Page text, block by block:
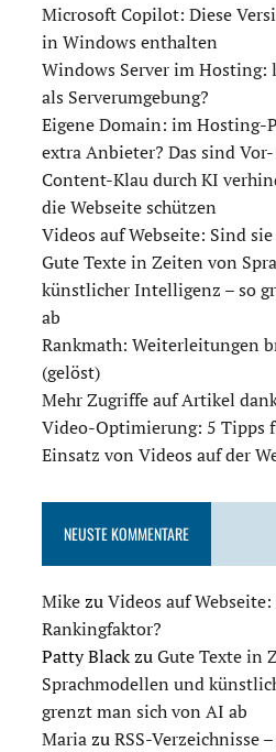
Microsoft Copilot: Diese
in Windows enthalten
Windows Server im Hosting:
als Serverumgebung?
Eigene Domain: im Hosting-
extra Anbieter? Das sind
Content-Klau durch KI
die Webseite schützen
Videos auf Webseite: Sind
Gute Texte in Zeiten von
künstlicher Intelligenz – so
ab
Rankmath: Weiterleitungen
(gelöst)
Mehr Zugriffe auf Artikel
Video-Optimierung: 5 Tipps
Einsatz von Videos auf der
NEUSTE KOMMENTARE
MikezuVideos auf
Rankingfaktor?
Patty BlackzuGute Texte in
Sprachmodellen und
grenzt man sich von AI ab
MariazuRSS-Verzeichnisse